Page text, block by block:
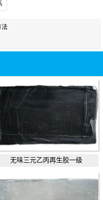
法
无味三元乙丙再生胶一级